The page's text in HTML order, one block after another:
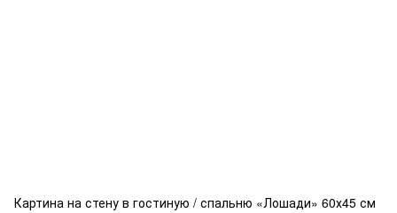
Картина на стену в гостиную / спальню «Лошади» 60х45 см